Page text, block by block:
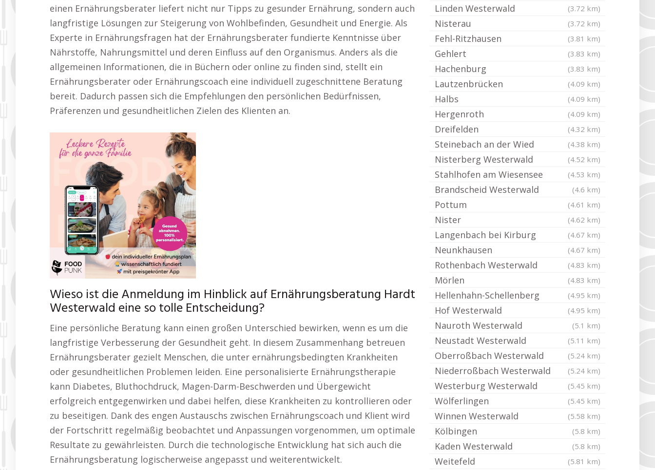
einen Ernährungsberater liefert nicht nur Tipps zu gesunder Ernährung, sondern auch
langfristige Lösungen zur Steigerung von Wohlbefinden, Gesundheit und Energie. Als
Experte in Ernährungsfragen hat der Ernährungsberater fundierte Kenntnisse über
Nährstoffe, Nahrungsmittel und deren Einfluss auf den Organismus. Anders als die
allgemeinen Informationen, die in Büchern oder online zu finden sind, stellt ein
Ernährungsberater oder Ernährungscoach eine individuell zugeschnittene Beratung
bereit. Dadurch passen sich die Empfehlungen den persönlichen Bedürfnissen,
Präferenzen und gesundheitlichen Zielen des Klienten an.
Wieso ist die Anmeldung im Hinblick auf Ernährungsberatung Hardt
Westerwald eine so tolle Entscheidung?
Eine persönliche Beratung kann einen großen Unterschied bewirken, wenn es um die
langfristige Verbesserung der Gesundheit geht. In diesem Zusammenhang betreuen
Ernährungsberater gezielt Menschen, die unter ernährungsbedingten Krankheiten
oder gesundheitlichen Problemen leiden. Eine personalisierte Ernährungstherapie
kann Diabetes, Bluthochdruck, Magen-Darm-Beschwerden und Übergewicht
erfolgreich entgegenwirken und dabei helfen, diese Krankheiten zu kontrollieren oder
zu beseitigen. Dank des engen Austauschs zwischen Ernährungscoach und Klient wird
der Fortschritt regelmäßig beobachtet und Anpassungen vorgenommen, um optimale
Resultate zu gewährleisten. Durch die technologische Entwicklung hat sich auch die
Ernährungsberatung logischerweise angepasst und weiterentwickelt.
Linden Westerwald (3.72 km)
Nisterau (3.72 km)
Fehl-Ritzhausen (3.81 km)
Gehlert (3.83 km)
Hachenburg (3.83 km)
Lautzenbrücken (4.09 km)
Halbs (4.09 km)
Hergenroth (4.09 km)
Dreifelden (4.32 km)
Steinebach an der Wied (4.38 km)
Nisterberg Westerwald (4.52 km)
Stahlhofen am Wiesensee (4.53 km)
Brandscheid Westerwald (4.6 km)
Pottum (4.61 km)
Nister (4.62 km)
Langenbach bei Kirburg (4.67 km)
Neunkhausen (4.67 km)
Rothenbach Westerwald (4.83 km)
Mörlen (4.83 km)
Hellenhahn-Schellenberg (4.95 km)
Hof Westerwald (4.95 km)
Nauroth Westerwald (5.1 km)
Neustadt Westerwald (5.11 km)
Oberroßbach Westerwald (5.24 km)
Niederroßbach Westerwald (5.24 km)
Westerburg Westerwald (5.45 km)
Wölferlingen (5.45 km)
Winnen Westerwald (5.58 km)
Kölbingen (5.8 km)
Kaden Westerwald (5.8 km)
Weitefeld (5.81 km)